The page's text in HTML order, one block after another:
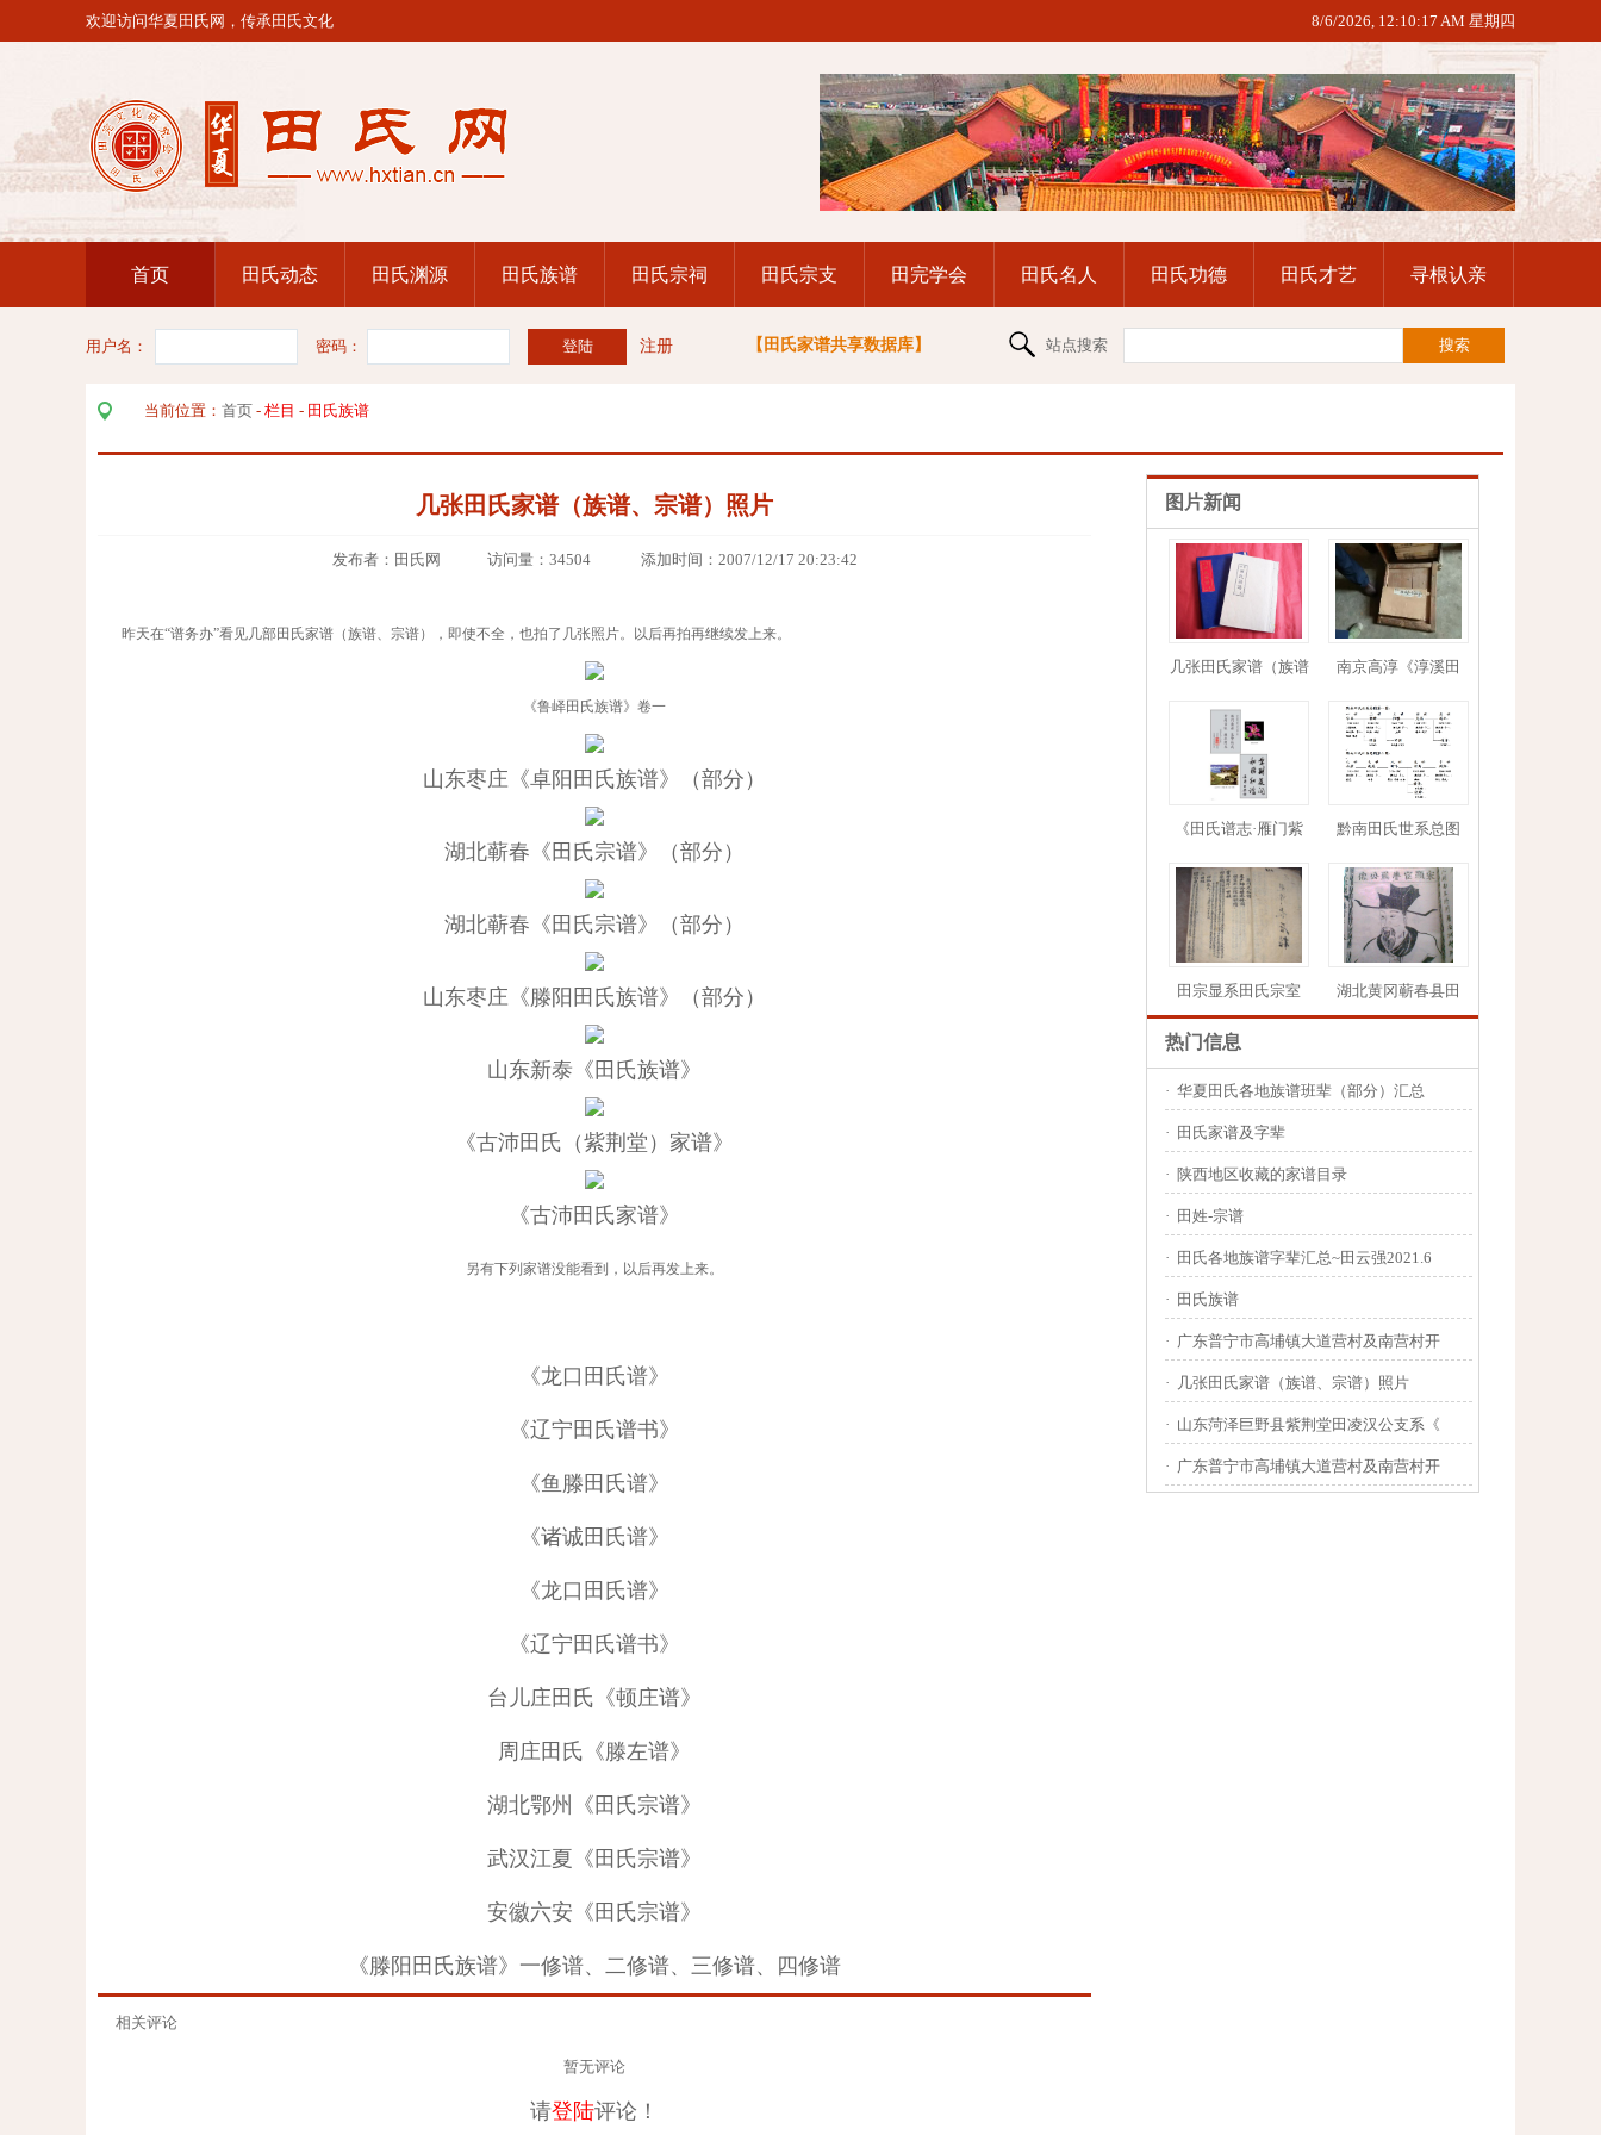
欢迎访问华夏田氏网，传承田氏文化 8/6/2026, 12:10:17 AM 星期四
首页 田氏动态 田氏渊源 田氏族谱 田氏宗祠 田氏宗支 田完学会 田氏名人 田氏功德 田氏才艺 寻根认亲
用户名： 密码： 注册 【田氏家谱共享数据库】 站点搜索
当前位置： 首页 - 栏目 - 田氏族谱
几张田氏家谱（族谱、宗谱）照片
发布者：田氏网 访问量：34504 添加时间：2007/12/17 20:23:42
昨天在“谱务办”看见几部田氏家谱（族谱、宗谱），即使不全，也拍了几张照片。以后再拍再继续发上来。
《鲁峄田氏族谱》卷一
山东枣庄《卓阳田氏族谱》（部分）
湖北蕲春《田氏宗谱》（部分）
湖北蕲春《田氏宗谱》（部分）
山东枣庄《滕阳田氏族谱》（部分）
山东新泰《田氏族谱》
《古沛田氏（紫荆堂）家谱》
《古沛田氏家谱》
另有下列家谱没能看到，以后再发上来。
《龙口田氏谱》
《辽宁田氏谱书》
《鱼滕田氏谱》
《诸诚田氏谱》
《龙口田氏谱》
《辽宁田氏谱书》
台儿庄田氏《顿庄谱》
周庄田氏《滕左谱》
湖北鄂州《田氏宗谱》
武汉江夏《田氏宗谱》
安徽六安《田氏宗谱》
《滕阳田氏族谱》一修谱、二修谱、三修谱、四修谱
相关评论
暂无评论
请登陆评论！
图片新闻
几张田氏家谱（族谱 南京高淳《淳溪田
《田氏谱志·雁门紫 黔南田氏世系总图
田宗显系田氏宗室 湖北黄冈蕲春县田
热门信息
· 华夏田氏各地族谱班辈（部分）汇总
· 田氏家谱及字辈
· 陕西地区收藏的家谱目录
· 田姓-宗谱
· 田氏各地族谱字辈汇总~田云强2021.6
· 田氏族谱
· 广东普宁市高埔镇大道营村及南营村开
· 几张田氏家谱（族谱、宗谱）照片
· 山东菏泽巨野县紫荆堂田凌汉公支系《
· 广东普宁市高埔镇大道营村及南营村开